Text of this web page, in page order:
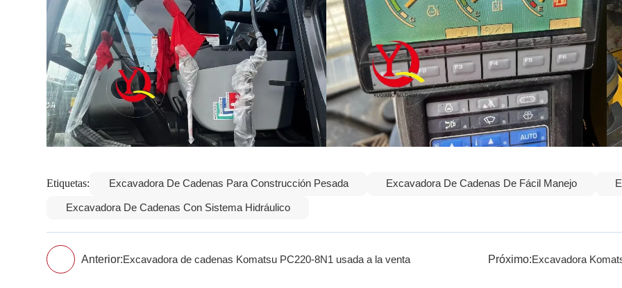
Etiquetas: Excavadora De Cadenas Para Construcción Pesada Excavadora De Cadenas De Fácil Manejo
Excavadora De Cadenas Con Sistema Hidráulico
Anterior:Excavadora de cadenas Komatsu PC220-8N1 usada a la venta Próximo:Excavadora